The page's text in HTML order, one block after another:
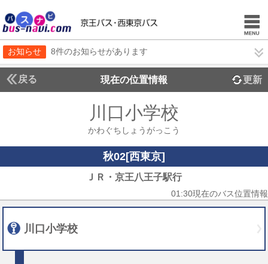
お知らせ 8件のお知らせがあります
戻る 現在の位置情報 更新
川口小学校
かわぐちしょうがっこう
秋02[西東京]
ＪＲ・京王八王子駅行
01:30現在のバス位置情報
川口小学校